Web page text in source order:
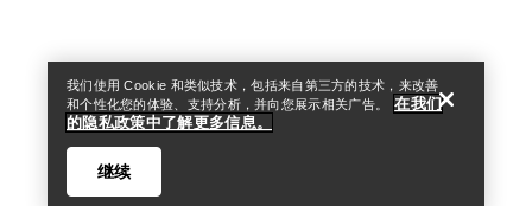
我们使用 Cookie 和类似技术，包括来自第三方的技术，来改善
和个性化您的体验、支持分析，并向您展示相关广告。
在我们
的隐私政策中了解更多信息。
继续